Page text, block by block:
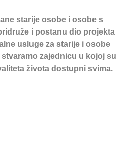
starije osobe i osobe s
i postanu dio projekta
usluge za starije i osobe
zajednicu u kojoj su
života dostupni svima.